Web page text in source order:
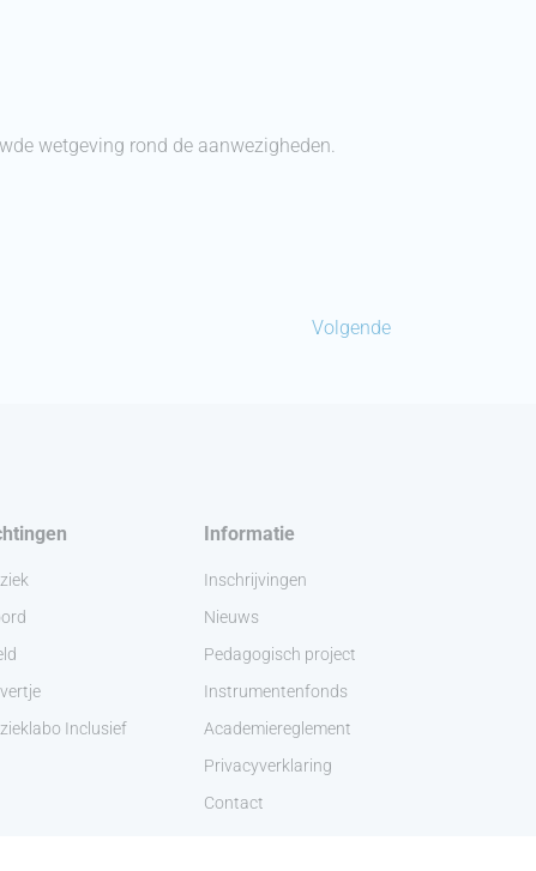
wetgeving rond de aanwezigheden.
Volgende
Inclusief
Informatie
Inschrijvingen
Nieuws
Pedagogisch project
Instrumentenfonds
Academiereglement
Privacyverklaring
Contact